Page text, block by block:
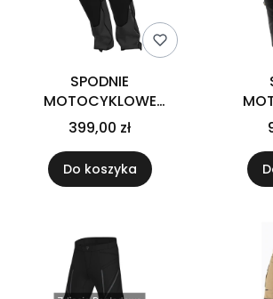
SPODNIE
MOTOCYKLOWE
TEKSTYLNE BROGER RIFT
BLACK
399,00 zł
Do koszyka